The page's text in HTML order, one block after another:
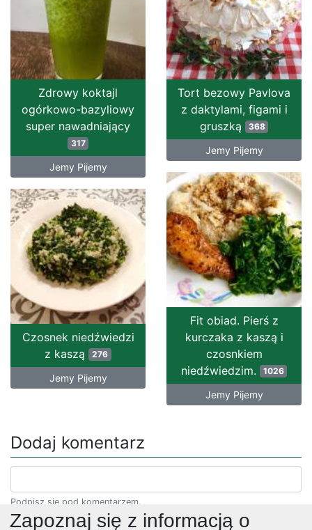
Zdrowy koktajl
ogórkowo-bazyliowy
super nawadniający
317
Jemy Pijemy
Tort bezowy Pavlova
z daktylami, figami i
gruszką
368
Jemy Pijemy
Fit obiad. Pierś z
kurczaka z kaszą i
czosnkiem
niedźwiedzim.
1026
Jemy Pijemy
Czosnek niedźwiedzi
z kaszą 276
Jemy Pijemy
Dodaj komentarz
Podpisz się pod komentarzem.
Zapoznaj się z informacją o